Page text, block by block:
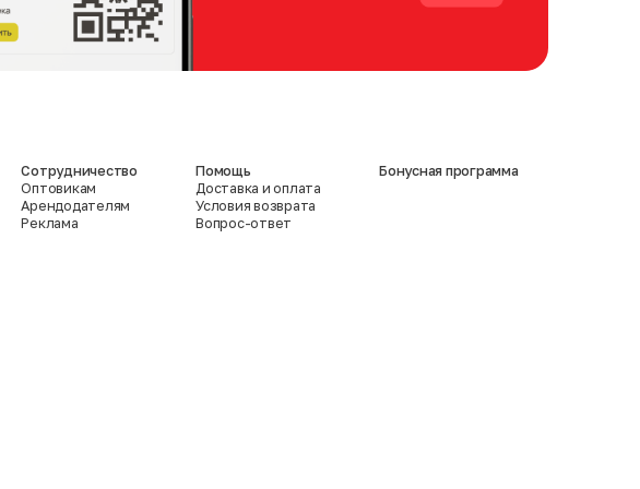
Сотрудничество
Оптовикам
Арендодателям
Реклама
Помощь
Доставка и оплата
Условия возврата
Вопрос-ответ
Бонусная программа